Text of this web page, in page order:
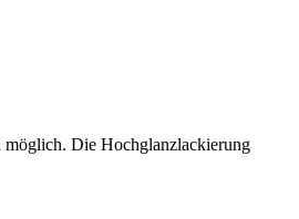
Die Hochglanzlackierung